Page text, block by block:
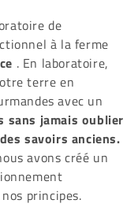
de
à la ferme
. En laboratoire,
terre en
avec un
sans jamais oublier
savoirs anciens.
avons créé un
principes.